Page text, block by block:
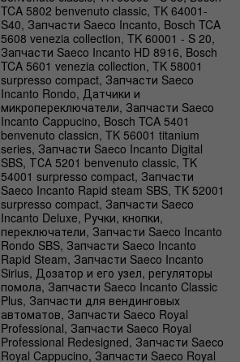
TCA 5802 benvenuto classic, TK 64001-
S40, Запчасти Saeco Incanto, Bosch TCA
5608 venezia collection, TK 60001 - S 20,
Запчасти Saeco Incanto HD 8916, Bosch
TCA 5601 venezia collection, TK 58001
surpresso compact, Запчасти Saeco
Incanto Rondo, Датчики и
микропереключатели, Запчасти Saeco
Incanto Cappucino, Bosch TCA 5401
benvenuto classicn, TK 56001 titanium
series, Запчасти Saeco Incanto Digital
SBS, ТСА 5201 benvenuto classic, TK
54001 surpresso compact, Запчасти
Saeco Incanto Rapid steam SBS, TK 52001
surpresso compact, Запчасти Saeco
Incanto Deluxe, Ручки, кнопки,
переключатели, Запчасти Saeco Incanto
Rondo SBS, Запчасти Saeco Incanto
Rapid Steam, Запчасти Saeco Incanto
Sirius, Дозатор и его узел, регуляторы
помола, Запчасти Saeco Incanto Classic
Plus, Запчасти для вендинговых
автоматов, Запчасти Saeco Royal
Professional, Запчасти Saeco Royal
Professional Redesigned, Запчасти Saeco
Royal Cappucino, Запчасти Saeco Royal